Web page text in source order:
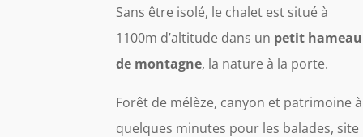
Sans être isolé, le chalet est situé à
1100m d’altitude dans un petit hameau
de montagne, la nature à la porte.
Forêt de mélèze, canyon et patrimoine à
quelques minutes pour les balades, site